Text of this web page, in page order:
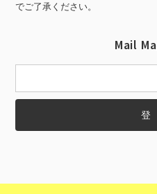
でご了承ください。
Mail